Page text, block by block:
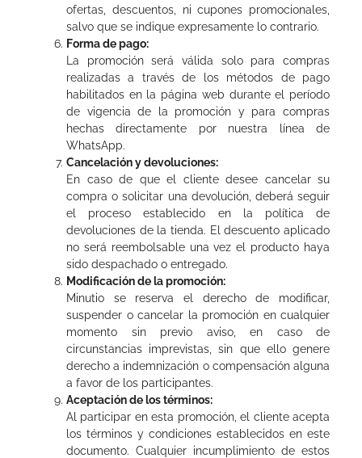
ofertas, descuentos, ni cupones promocionales,
salvo que se indique expresamente lo contrario.
Forma de pago:
La promoción será válida solo para compras
realizadas a través de los métodos de pago
habilitados en la página web durante el período
de vigencia de la promoción y para compras
hechas directamente por nuestra línea de
WhatsApp.
Cancelación y devoluciones:
En caso de que el cliente desee cancelar su
compra o solicitar una devolución, deberá seguir
el proceso establecido en la política de
devoluciones de la tienda. El descuento aplicado
no será reembolsable una vez el producto haya
sido despachado o entregado.
Modificación de la promoción:
Minutio se reserva el derecho de modificar,
suspender o cancelar la promoción en cualquier
momento sin previo aviso, en caso de
circunstancias imprevistas, sin que ello genere
derecho a indemnización o compensación alguna
a favor de los participantes.
Aceptación de los términos:
Al participar en esta promoción, el cliente acepta
los términos y condiciones establecidos en este
documento. Cualquier incumplimiento de estos